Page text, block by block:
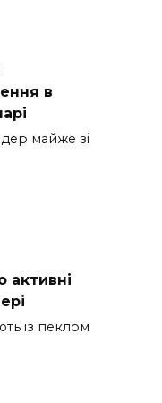
в
майже зі
із пеклом